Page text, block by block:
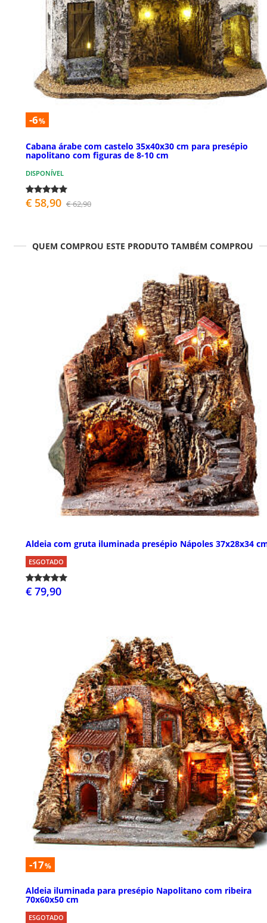
-6%
Cabana árabe com castelo 35x40x30 cm para presépio
napolitano com figuras de 8-10 cm
DISPONÍVEL
€ 58,90 € 62,90
QUEM COMPROU ESTE PRODUTO TAMBÉM COMPROU
Aldeia com gruta iluminada presépio Nápoles 37x28x34
ESGOTADO
€ 79,90
-17%
Aldeia iluminada para presépio Napolitano com ribeira
70x60x50 cm
ESGOTADO